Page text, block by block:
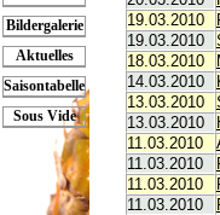
Bildergalerie
Aktuelles
Saisontabelle
Sous Vide
19.03.2010
19.03.2010
18.03.2010
14.03.2010
13.03.2010
13.03.2010
11.03.2010
11.03.2010
11.03.2010
11.03.2010